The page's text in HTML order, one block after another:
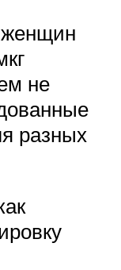
не
разных